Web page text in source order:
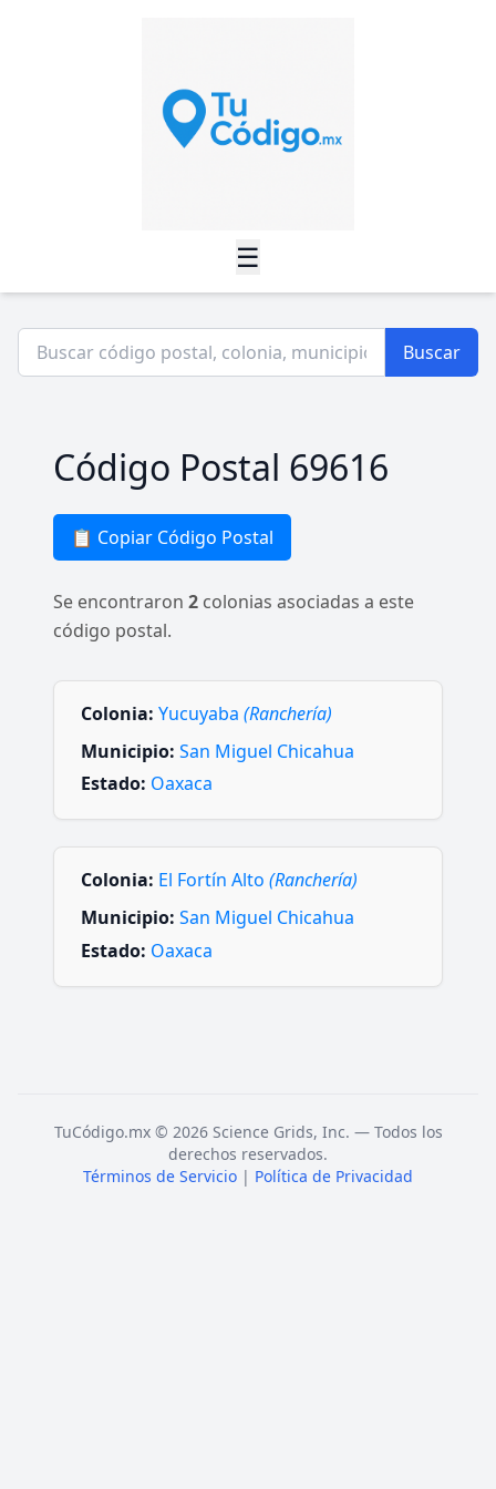
☰
Buscar
Código Postal 69616
📋 Copiar Código Postal
Se encontraron 2 colonias asociadas a este
código postal.
Colonia: Yucuyaba (Ranchería)
Municipio: San Miguel Chicahua
Estado: Oaxaca
Colonia: El Fortín Alto (Ranchería)
Municipio: San Miguel Chicahua
Estado: Oaxaca
TuCódigo.mx © 2026 Science Grids, Inc. — Todos los
derechos reservados.
Términos de Servicio | Política de Privacidad